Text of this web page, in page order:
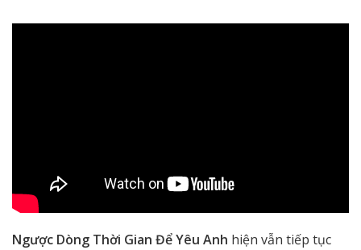
Ngược Dòng Thời Gian Để Yêu Anh hiện vẫn tiếp tục